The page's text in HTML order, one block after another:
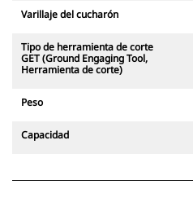
Varillaje del cucharón
Tipo de herramienta de corte
GET (Ground Engaging Tool,
Herramienta de corte)
Peso
Capacidad